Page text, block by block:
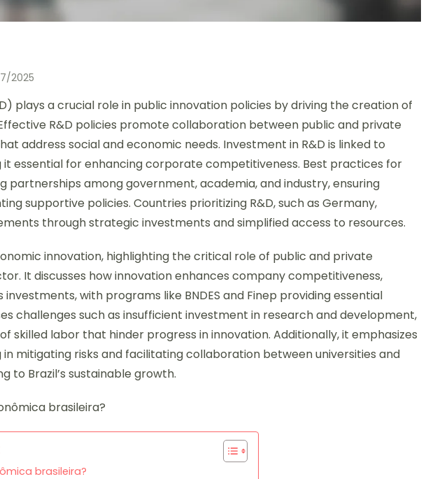
2025
plays a crucial role in public innovation policies by driving the creation of
R&D policies promote collaboration between public and private
address social and economic needs. Investment in R&D is linked to
essential for enhancing corporate competitiveness. Best practices for
partnerships among government, academia, and industry, ensuring
supportive policies. Countries prioritizing R&D, such as Germany,
through strategic investments and simplified access to resources.
innovation, highlighting the critical role of public and private
It discusses how innovation enhances company competitiveness,
with programs like BNDES and Finep providing essential
challenges such as insufficient investment in research and development,
skilled labor that hinder progress in innovation. Additionally, it emphasizes
mitigating risks and facilitating collaboration between universities and
to Brazil’s sustainable growth.
brasileira?